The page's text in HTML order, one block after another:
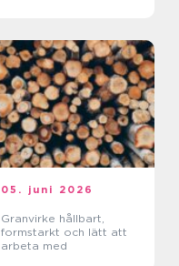
05. juni 2026
Granvirke hållbart,
formstarkt och lätt att
arbeta med